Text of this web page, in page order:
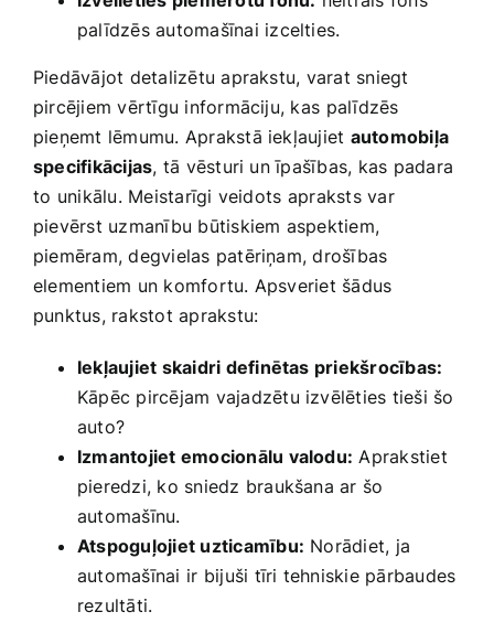
palīdzēs ​automašīnai izcelties.
Piedāvājot detalizētu aprakstu, varat sniegt
pircējiem vērtīgu informāciju, kas⁤ palīdzēs
pieņemt lēmumu. Aprakstā iekļaujiet automobiļa
specifikācijas, tā vēsturi un īpašības, kas padara
to⁤ unikālu. Meistarīgi veidots⁢ apraksts var
pievērst uzmanību būtiskiem aspektiem,
piemēram,‌ degvielas patēriņam, drošības
elementiem un komfortu. Apsveriet šādus
punktus, rakstot aprakstu:
Iekļaujiet skaidri definētas priekšrocības:
Kāpēc pircējam vajadzētu izvēlēties ​tieši šo
auto?
Izmantojiet emocionālu valodu: Aprakstiet
pieredzi, ko sniedz braukšana ar šo
automašīnu.
Atspoguļojiet uzticamību: Norādiet, ja
automašīnai‌ ir⁤ bijuši tīri tehniskie pārbaudes
rezultāti.